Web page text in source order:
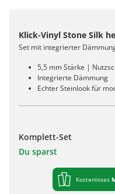
Klick-Vinyl Stone Silk
Set mit integrierter
5,5 mm Stärke |
Integrierte Dämmung
Echter Steinlook für
Komplett-Set
Du sparst
Kostenloses